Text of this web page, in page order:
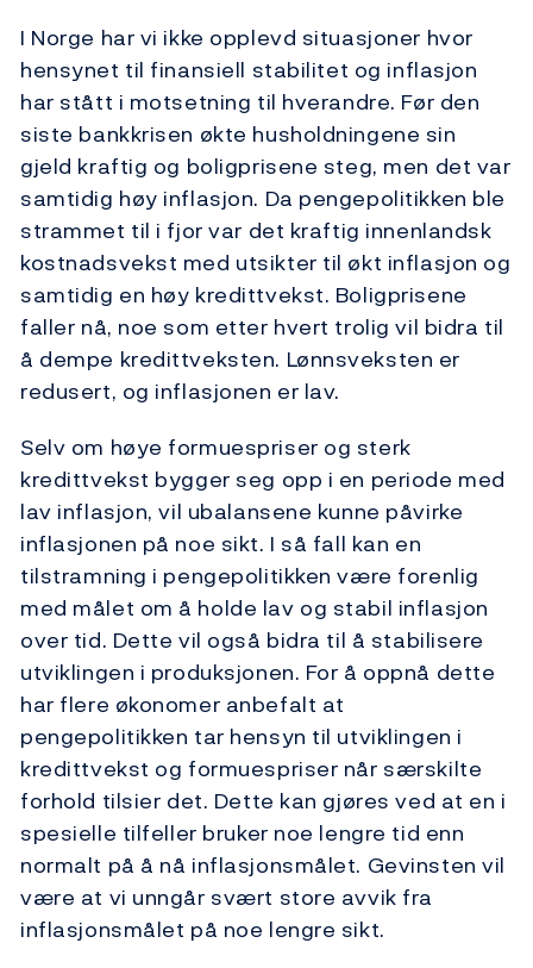
I Norge har vi ikke opplevd situasjoner hvor
hensynet til finansiell stabilitet og inflasjon
har stått i motsetning til hverandre. Før den
siste bankkrisen økte husholdningene sin
gjeld kraftig og boligprisene steg, men det var
samtidig høy inflasjon. Da pengepolitikken ble
strammet til i fjor var det kraftig innenlandsk
kostnadsvekst med utsikter til økt inflasjon og
samtidig en høy kredittvekst. Boligprisene
faller nå, noe som etter hvert trolig vil bidra til
å dempe kredittveksten. Lønnsveksten er
redusert, og inflasjonen er lav.
Selv om høye formuespriser og sterk
kredittvekst bygger seg opp i en periode med
lav inflasjon, vil ubalansene kunne påvirke
inflasjonen på noe sikt. I så fall kan en
tilstramning i pengepolitikken være forenlig
med målet om å holde lav og stabil inflasjon
over tid. Dette vil også bidra til å stabilisere
utviklingen i produksjonen. For å oppnå dette
har flere økonomer anbefalt at
pengepolitikken tar hensyn til utviklingen i
kredittvekst og formuespriser når særskilte
forhold tilsier det. Dette kan gjøres ved at en i
spesielle tilfeller bruker noe lengre tid enn
normalt på å nå inflasjonsmålet. Gevinsten vil
være at vi unngår svært store avvik fra
inflasjonsmålet på noe lengre sikt.